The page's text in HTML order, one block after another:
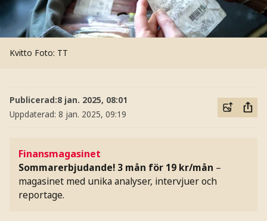
Kvitto Foto: TT
Publicerad:8 jan. 2025, 08:01
Uppdaterad: 8 jan. 2025, 09:19
Finansmagasinet
Sommarerbjudande! 3 mån för 19 kr/mån –
magasinet med unika analyser, intervjuer och
reportage.